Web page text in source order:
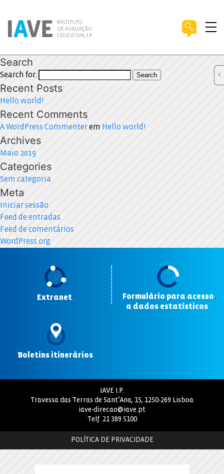
Search
Search for: Search
Recent Posts
Hello world!
Recent Comments
A WordPress Commenterem Hello world!
Archives
Maio 2019
Categories
Sem categoria
Meta
Iniciar sessão
Feed de entradas
Feed de comentários
WordPress.org
Extranet.
Formulário para acesso
a dados estatísticos
Boletins itinerários.
IAVE I.P.
Travessa das Terras de Sant’Ana, 15, 1250-269 Lisboa
iave-direcao@iave.pt
Telf. 21 389 5100
POLÍTICA DE PRIVACIDADE